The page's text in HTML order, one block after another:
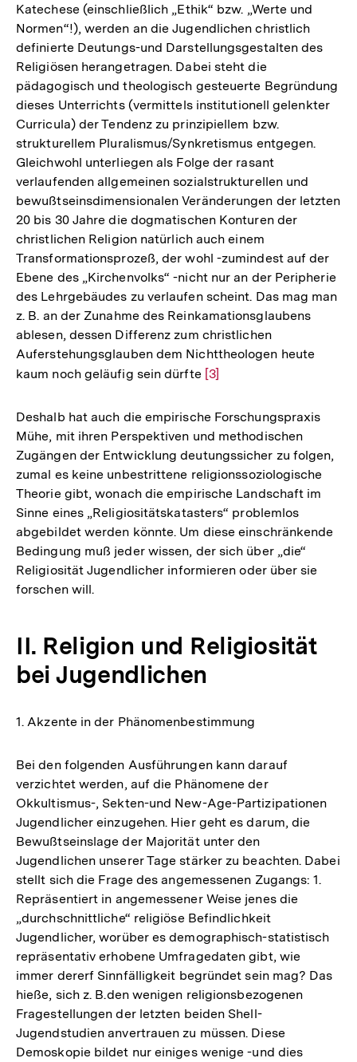
Katechese (einschließlich „Ethik“ bzw. „Werte und
Normen“!), werden an die Jugendlichen christlich
definierte Deutungs-und Darstellungsgestalten des
Religiösen herangetragen. Dabei steht die
pädagogisch und theologisch gesteuerte Begründung
dieses Unterrichts (vermittels institutionell gelenkter
Curricula) der Tendenz zu prinzipiellem bzw.
strukturellem Pluralismus/Synkretismus entgegen.
Gleichwohl unterliegen als Folge der rasant
verlaufenden allgemeinen sozialstrukturellen und
bewußtseinsdimensionalen Veränderungen der letzten
20 bis 30 Jahre die dogmatischen Konturen der
christlichen Religion natürlich auch einem
Transformationsprozeß, der wohl -zumindest auf der
Ebene des „Kirchenvolks“ -nicht nur an der Peripherie
des Lehrgebäudes zu verlaufen scheint. Das mag man
z. B. an der Zunahme des Reinkamationsglaubens
ablesen, dessen Differenz zum christlichen
Auferstehungsglauben dem Nichttheologen heute
kaum noch geläufig sein dürfte Zur
der
Fußnote
[3]
Deshalb hat auch die empirische Forschungspraxis
Mühe, mit ihren Perspektiven und methodischen
Zugängen der Entwicklung deutungssicher zu folgen,
zumal es keine unbestrittene religionssoziologische
Theorie gibt, wonach die empirische Landschaft im
Sinne eines „Religiositätskatasters“ problemlos
abgebildet werden könnte. Um diese einschränkende
Bedingung muß jeder wissen, der sich über „die“
Religiosität Jugendlicher informieren oder über sie
forschen will.
II. Religion und Religiosität
bei Jugendlichen
1. Akzente in der Phänomenbestimmung
Bei den folgenden Ausführungen kann darauf
verzichtet werden, auf die Phänomene der
Okkultismus-, Sekten-und New-Age-Partizipationen
Jugendlicher einzugehen. Hier geht es darum, die
Bewußtseinslage der Majorität unter den
Jugendlichen unserer Tage stärker zu beachten. Dabei
stellt sich die Frage des angemessenen Zugangs: 1.
Repräsentiert in angemessener Weise jenes die
„durchschnittliche“ religiöse Befindlichkeit
Jugendlicher, worüber es demographisch-statistisch
repräsentativ erhobene Umfragedaten gibt, wie
immer dererf Sinnfälligkeit begründet sein mag? Das
hieße, sich z. B.den wenigen religionsbezogenen
Fragestellungen der letzten beiden Shell-
Jugendstudien anvertrauen zu müssen. Diese
Demoskopie bildet nur einiges wenige -und dies